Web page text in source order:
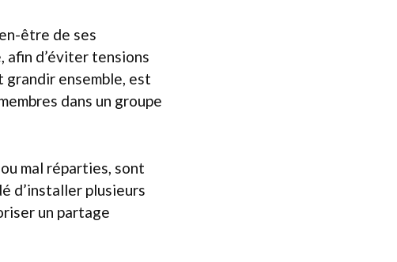
être de ses
afin d’éviter tensions
grandir ensemble, est
dans un groupe
mal réparties, sont
d’installer plusieurs
un partage